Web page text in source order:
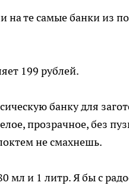
на те самые банки из
199 рублей.
банку для
прозрачное, без
не смахнешь.
мл и 1 литр. Я бы с